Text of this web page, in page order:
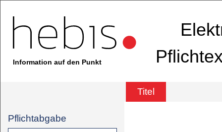
Information auf den Punkt
Titel
Pflichtabgabe